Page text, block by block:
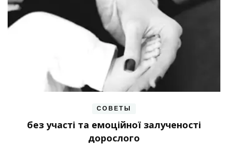
СОВЕТЫ
без участі та емоційної залученості
дорослого